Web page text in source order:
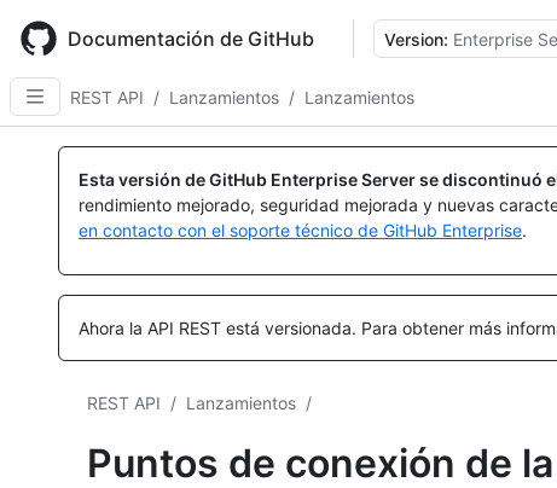
main
content
Documentación de GitHub Version: Enterprise
REST API / Lanzamientos / Lanzamientos
Esta versión de GitHub Enterprise Server se discontinuó
rendimiento mejorado, seguridad mejorada y nuevas
en contacto con el soporte técnico de GitHub Enterprise.
Ahora la API REST está versionada. Para obtener más
REST API / Lanzamientos /
Puntos de conexión de
Nombre,
Tipo,
Descripción
Nombre,
Tipo,
Descripción
Nombre,
Tipo,
Descripción
Nombre,
Tipo,
Descripción
Nombre,
Tipo,
Descripción
Nombre,
Tipo,
Descripción
Nombre,
Tipo,
Descripción
Nombre,
Tipo,
Descripción
Nombre,
Tipo,
Descripción
Nombre,
Tipo,
Descripción
Nombre,
Tipo,
Descripción
Nombre,
Tipo,
Descripción
Nombre,
Tipo,
Descripción
Nombre,
Tipo,
Descripción
Nombre,
Tipo,
Descripción
Nombre,
Tipo,
Descripción
Nombre,
Tipo,
Descripción
Nombre,
Tipo,
Descripción
Nombre,
Tipo,
Descripción
Nombre,
Tipo,
Descripción